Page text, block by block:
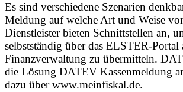
Es sind verschiedene Szenarien
Meldung auf welche Art und Weise
Dienstleister bieten Schnittstellen an,
selbstständig über das ELSTER-Portal
Finanzverwaltung zu übermitteln.
die Lösung DATEV Kassenmeldung
dazu über www.meinfiskal.de.